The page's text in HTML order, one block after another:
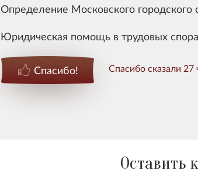
Определение Московского
Юридическая помощь в трудовых
Спасибо! Спасибо сказали 27
Оставить